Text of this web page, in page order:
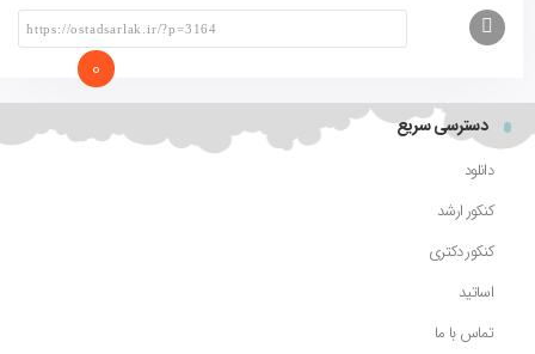
دسترسی سریع
دانلود
کنکور ارشد
کنکور دکتری
اساتید
تماس با ما
0